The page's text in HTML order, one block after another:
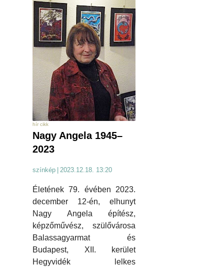
hír cikk
Nagy Angela 1945–
2023
színkép 2023.12.18. 13:20
Életének 79. évében 2023.
december 12-én, elhunyt
Nagy Angela építész,
képzőművész, szülővárosa
Balassagyarmat és
Budapest, XII. kerület
Hegyvidék lelkes